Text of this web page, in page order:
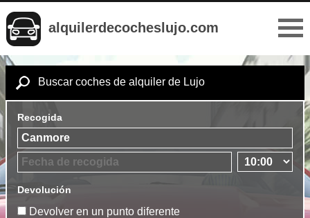
alquilerdecocheslujo.com
Buscar coches de alquiler de Lujo
Recogida
Devolución
Devolver en un punto diferente